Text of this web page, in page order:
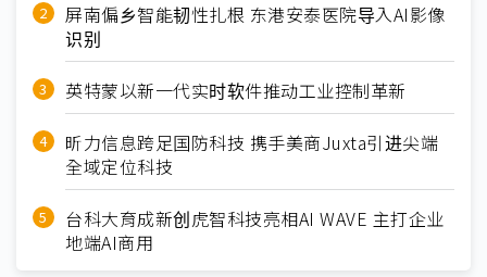
屏南偏乡智能韧性扎根 东港安泰医院导入AI影像
识别
英特蒙以新一代实时软件推动工业控制革新
昕力信息跨足国防科技 携手美商Juxta引进尖端
全域定位科技
台科大育成新创虎智科技亮相AI WAVE 主打企业
地端AI商用